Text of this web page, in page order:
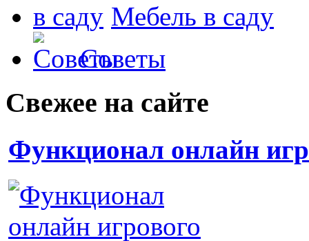
Мебель в саду
Советы
Свежее на сайте
Функционал онлайн